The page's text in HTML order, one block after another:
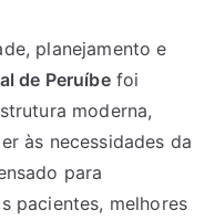
planejamento e
de Peruíbefoi
moderna,
às necessidades da
para
pacientes, melhores